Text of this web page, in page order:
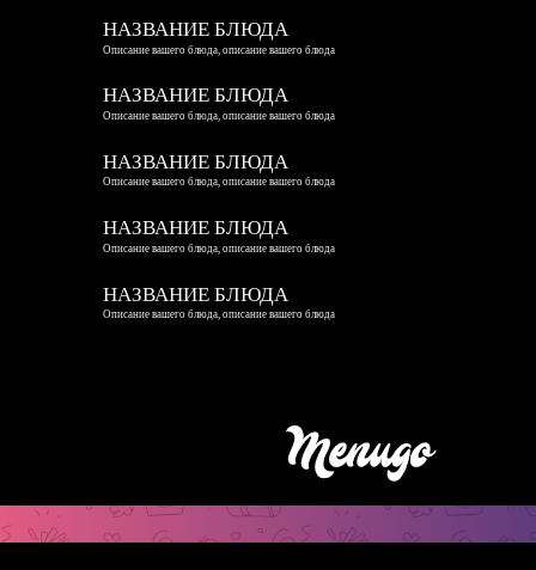
НАЗВАНИЕ БЛЮДА
Описание вашего блюда, описание вашего блюда
НАЗВАНИЕ БЛЮДА
Описание вашего блюда, описание вашего блюда
НАЗВАНИЕ БЛЮДА
Описание вашего блюда, описание вашего блюда
НАЗВАНИЕ БЛЮДА
Описание вашего блюда, описание вашего блюда
НАЗВАНИЕ БЛЮДА
Описание вашего блюда, описание вашего блюда